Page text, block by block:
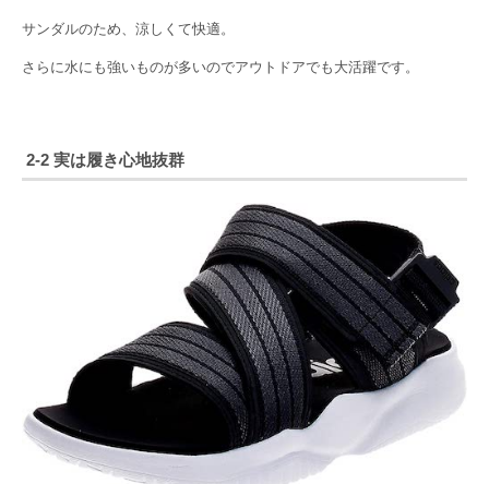
サンダルのため、涼しくて快適。
さらに水にも強いものが多いのでアウトドアでも大活躍です。
2-2 実は履き心地抜群